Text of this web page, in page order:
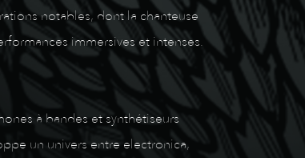
notables, dont la chanteuse
immersives et intenses.
à bandes et synthétiseurs
un univers entre electronica,